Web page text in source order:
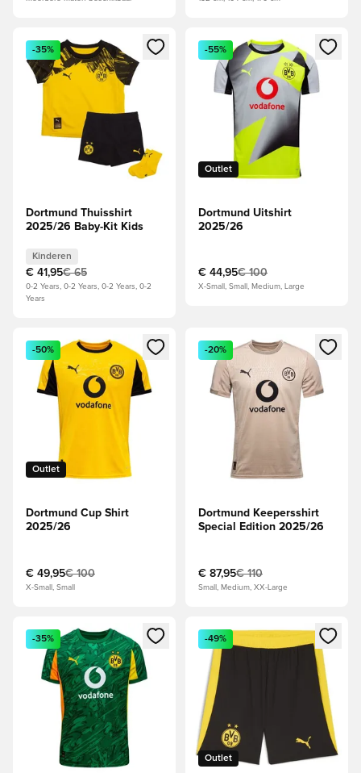
Opent een venster om in te loggen of je aan te melden als
-35%
Dortmund Thuisshirt
2025/26 Baby-Kit Kids
Kinderen
€ 41,95€ 65
0-2 Years, 0-2 Years, 0-2 Years, 0-2
Years
Opent een venster om in te
Outlet
-55%
Dortmund Uitshirt
2025/26
€ 44,95€ 100
X-Small, Small, Medium, Large
Opent een venster om in te loggen of je aan te melden als
Outlet
-50%
Dortmund Cup Shirt
2025/26
€ 49,95€ 100
X-Small, Small
Opent een venster om in te
-20%
Dortmund Keepersshirt
Special Edition 2025/26
€ 87,95€ 110
Small, Medium, XX-Large
Opent een venster om in te loggen of je aan te melden als
-35%
Opent een venster om in te
Outlet
-49%